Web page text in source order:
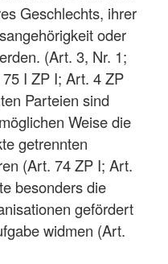
Geschlechts, ihrer
oder
(Art. 3, Nr. 1;
I ZP I; Art. 4 ZP
Parteien sind
Weise die
getrennten
(Art. 74 ZP I; Art.
besonders die
gefördert
widmen (Art.